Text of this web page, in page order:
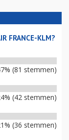
FRANCE-KLM?
(81 stemmen)
(42 stemmen)
(36 stemmen)